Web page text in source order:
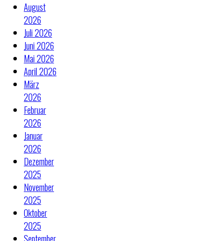
August
2026
Juli 2026
Juni 2026
Mai 2026
April 2026
März
2026
Februar
2026
Januar
2026
Dezember
2025
November
2025
Oktober
2025